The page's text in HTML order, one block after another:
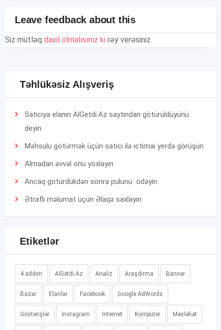
Leave feedback about this
Siz mütləq daxil olmalısınız ki rəy verəsiniz.
Təhlükəsiz Alışveriş
Satıcıya elanın AlGetdi.Az saytından götürüldüyünü
deyin
Məhsulu götürmək üçün satıcı ilə ictimai yerdə görüşün
Almadan əvvəl onu yoxlayın
Ancaq götürdükdən sonra pulunu ödəyin
Ətraflı məlumat üçün Əlaqə saxlayın
Etiketlər
4 addım AlGetdi.Az Analiz Araşdırma Banner
Bazar Elanlar Facebook Google AdWords
Göstərişlər Instagram Internet Kompüter Məsləhət